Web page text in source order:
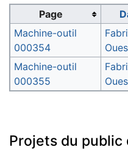
Page
Machine-outil
000354
Machine-outil
000355
Projets du